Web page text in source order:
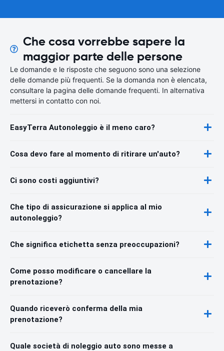
Che cosa vorrebbe sapere la
maggior parte delle persone
Le domande e le risposte che seguono sono una selezione
delle domande più frequenti. Se la domanda non è elencata,
consultare la pagina delle domande frequenti. In alternativa
mettersi in contatto con noi.
EasyTerra Autonoleggio è il meno caro?
Cosa devo fare al momento di ritirare un'auto?
Ci sono costi aggiuntivi?
Che tipo di assicurazione si applica al mio
autonoleggio?
Che significa etichetta senza preoccupazioni?
Come posso modificare o cancellare la
prenotazione?
Quando riceverò conferma della mia
prenotazione?
Quale società di noleggio auto sono messe a